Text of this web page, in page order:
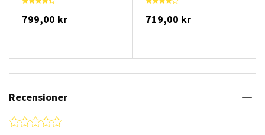
799,00 kr 719,00 kr
Recensioner
0.0 star rating